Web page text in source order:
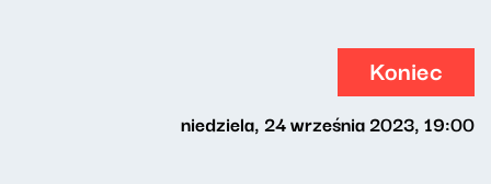
Koniec
niedziela, 24 września 2023, 19:00